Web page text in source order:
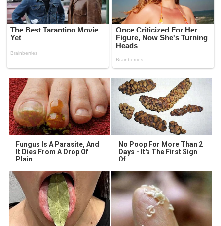
Fungus Is A Parasite, And
It Dies From A Drop Of
Plain...
No Poop For More Than 2
Days - It's The First Sign
Of